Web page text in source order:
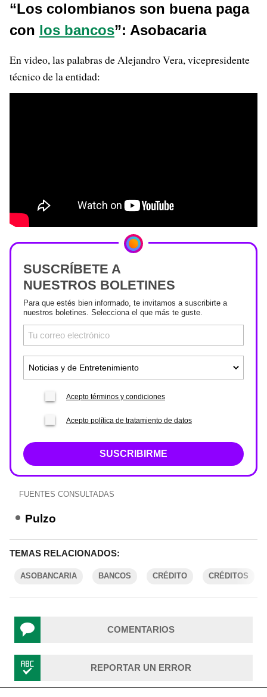
“Los colombianos son buena paga
con los bancos”: Asobacaria
En video, las palabras de Alejandro Vera, vicepresidente
técnico de la entidad:
SUSCRÍBETE A
NUESTROS BOLETINES
Para que estés bien informado, te invitamos a suscribirte a
nuestros boletines. Selecciona el que más te guste.
Acepto términos y condiciones
Acepto política de tratamiento de datos
SUSCRIBIRME
FUENTES CONSULTADAS
Pulzo
TEMAS RELACIONADOS:
ASOBANCARIA BANCOS CRÉDITO CRÉDITOS
COMENTARIOS
REPORTAR UN ERROR